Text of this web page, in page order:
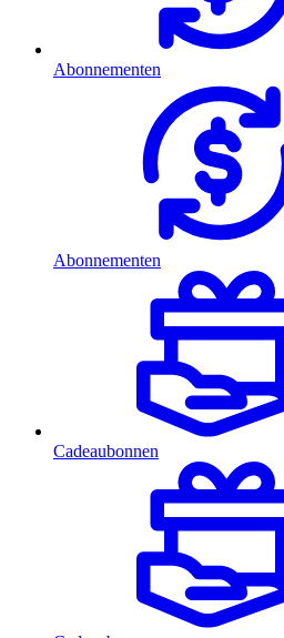
Abonnementen
Abonnementen
Cadeaubonnen